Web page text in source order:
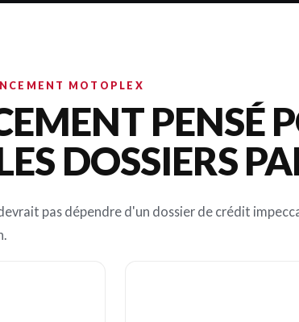
MOTOPLEX
PENSÉ
DOSSIERS
pas dépendre d'un dossier de crédit